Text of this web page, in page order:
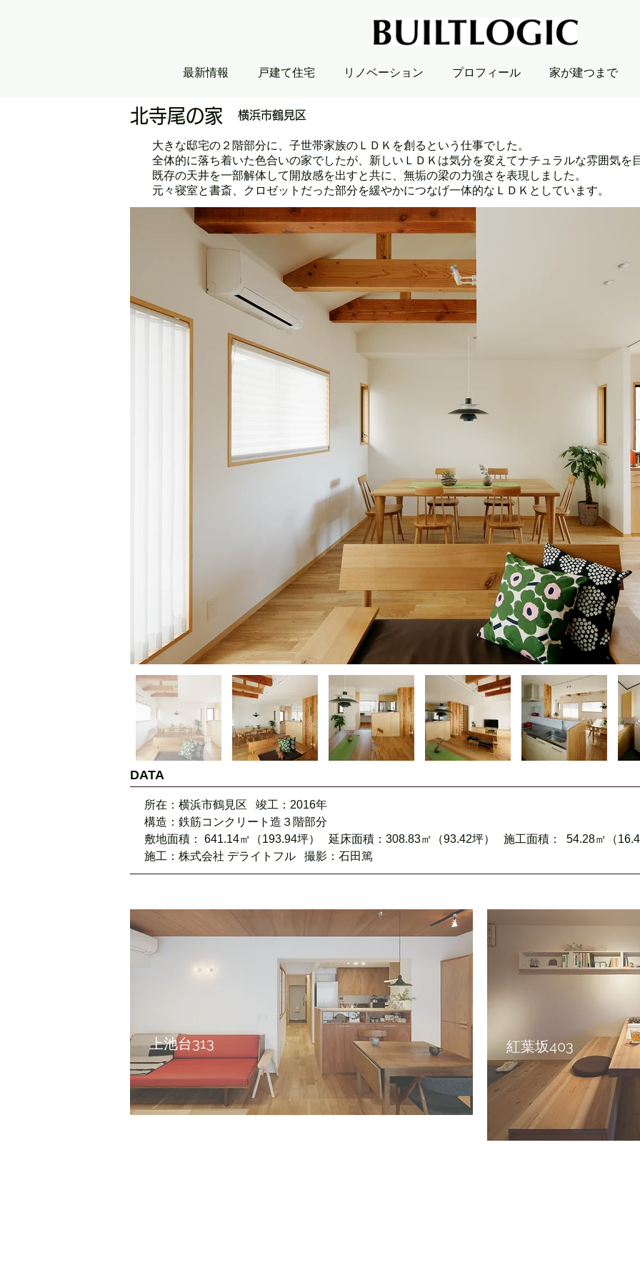
最新情報 戸建て住宅 リノベーション プロフィール 家が建つまで
北寺尾の家 横浜市鶴見区
大きな邸宅の２階部分に、子世帯家族のＬＤＫを創るという仕事でした。
全体的に落ち着いた色合いの家でしたが、新しいＬＤＫは気分を変えてナチュラルな雰囲気を
既存の天井を一部解体して開放感を出すと共に、無垢の梁の力強さを表現しました。
元々寝室と書斎、クロゼットだった部分を緩やかにつなげ一体的なＬＤＫとしています。
DATA
所在：横浜市鶴見区 竣工：2016年
構造：鉄筋コンクリート造３階部分
敷地面積： 641.14㎡（193.94坪） 延床面積：308.83㎡（93.42坪） 施工面積： 54.28㎡（
施工：株式会社 デライトフル 撮影：石田篤
​上池台313 ​紅葉坂403